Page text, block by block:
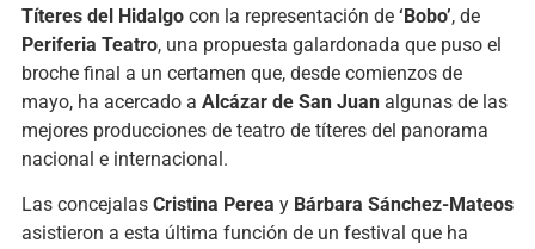
Títeres del Hidalgocon la representación de ‘Bobo’, de
Periferia Teatro, una propuesta galardonada que puso el
broche final a un certamen que, desde comienzos de
mayo, ha acercado a Alcázar de San Juanalgunas de las
mejores producciones de teatro de títeres del panorama
nacional e internacional.
Las concejalas Cristina Perea y Bárbara Sánchez-Mateos
asistieron a esta última función de un festival que ha